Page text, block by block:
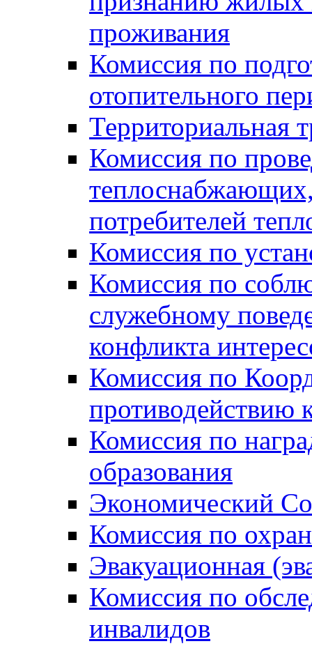
проживания
Комиссия по
отопительного
Территориальная
Комиссия по
потребителей
Комиссия по
Комиссия по
служебному
конфликта
Комиссия по
противодействию
Комиссия по
образования
Экономический
Комиссия по
Эвакуационная
Комиссия по
инвалидов